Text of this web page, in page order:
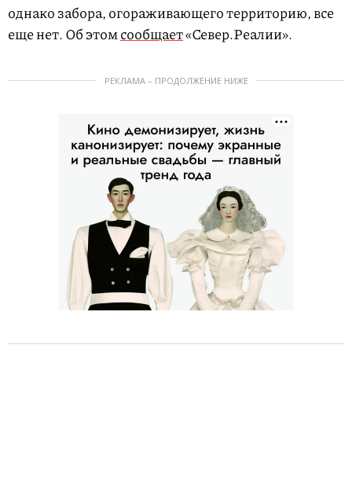
однако забора, огораживающего территорию, все
еще нет. Об этомсообщает«Север.Реалии».
РЕКЛАМА – ПРОДОЛЖЕНИЕ НИЖЕ